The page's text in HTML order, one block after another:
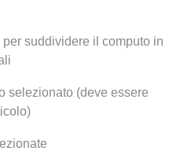
suddividere il computo in
selezionato (deve essere